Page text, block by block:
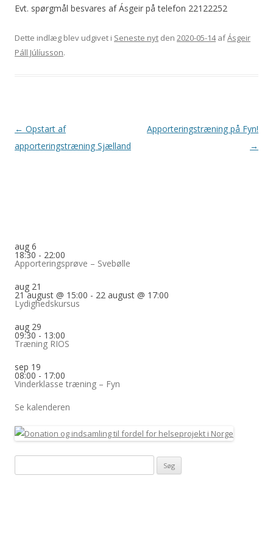
Evt. spørgmål besvares af Ásgeir på telefon 22122252
Dette indlæg blev udgivet i Seneste nyt den 2020-05-14afÁsgeir
Páll Júlíusson.
Indlægsnavigation
← Opstart af
apporteringstræning Sjælland
Apporteringstræning på Fyn!
→
aug 6
18:30 - 22:00
Apporteringsprøve – Svebølle
aug 21
21 august @ 15:00 - 22 august @ 17:00
Lydighedskursus
aug 29
09:30 - 13:00
Træning RIOS
sep 19
08:00 - 17:00
Vinderklasse træning – Fyn
Se kalenderen
efter: